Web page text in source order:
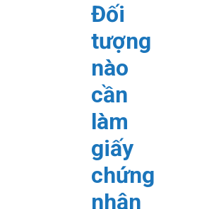
Đối
tượng
nào
cần
làm
giấy
chứng
nhận